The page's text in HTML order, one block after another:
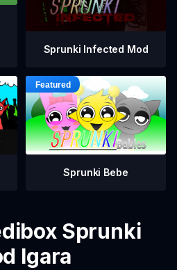
Sprunki Infected Mod
Sprunki Bebe
Sprunki
Igara